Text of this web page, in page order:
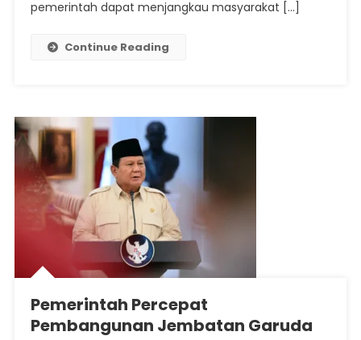
pemerintah dapat menjangkau masyarakat […]
Continue Reading
Pemerintah Percepat
Pembangunan Jembatan Garuda